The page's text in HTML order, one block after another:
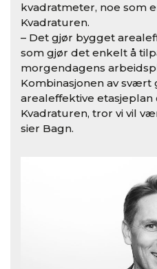
kvadratmeter, noe som
Kvadraturen.
– Det gjør bygget
som gjør det enkelt å
morgendagens
Kombinasjonen av svært
arealeffektive
Kvadraturen, tror vi vil
sier Bagn.